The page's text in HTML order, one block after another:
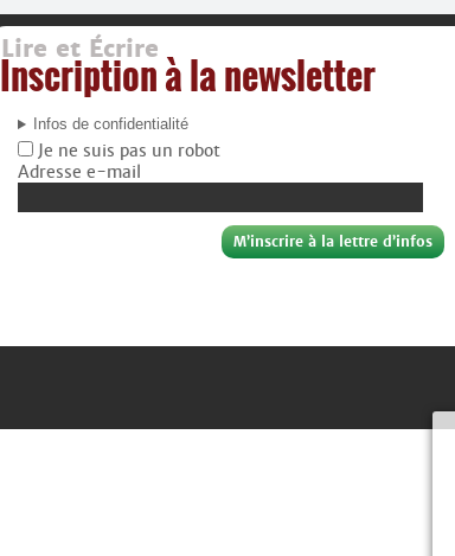
Lire et Écrire
Inscription à la newsletter
Infos de confidentialité
Je ne suis pas un robot
Adresse e-mail